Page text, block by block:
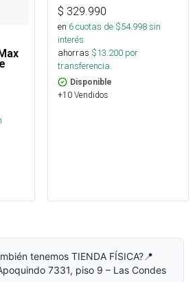
$ 329.990
en 6cuotas de $54.998sin
interés
ahorras $13.200 por
transferencia.
Disponible
+10 Vendidos
tenemos TIENDA FÍSICA?📍
7331, piso 9 – Las Condes